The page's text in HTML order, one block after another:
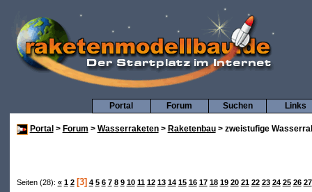
Links
Suchen
Forum
Portal
Portal > Forum > Wasserraketen> Raketenbau> zweistufige
Seiten (28): « 1 2 [3] 4 5 6 7 8 9 10 11 12 13 14 15 16 17 18 19 20 21 22 23 24 25 26 27